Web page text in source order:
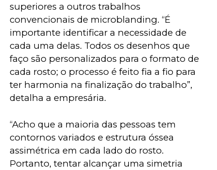
superiores a outros trabalhos
convencionais de microblanding. “É
importante identificar a necessidade de
cada uma delas. Todos os desenhos que
faço são personalizados para o formato de
cada rosto; o processo é feito fia a fio para
ter harmonia na finalização do trabalho”,
detalha a empresária.
“Acho que a maioria das pessoas tem
contornos variados e estrutura óssea
assimétrica em cada lado do rosto.
Portanto, tentar alcançar uma simetria